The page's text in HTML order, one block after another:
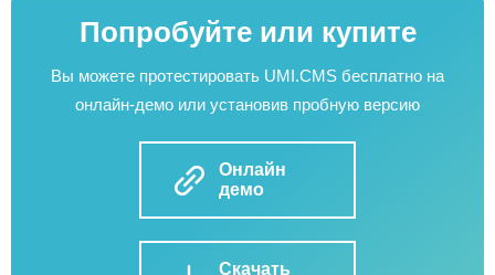
Попробуйте или купите
Вы можете протестировать UMI.CMS бесплатно на
онлайн-демо или установив пробную версию
Онлайн
демо
Скачать